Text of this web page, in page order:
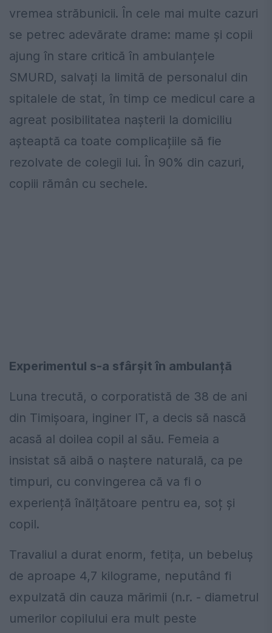
vremea străbunicii. În cele mai multe cazuri
se petrec adevărate drame: mame și copii
ajung în stare critică în ambulanțele
SMURD, salvați la limită de personalul din
spitalele de stat, în timp ce medicul care a
agreat posibilitatea nașterii la domiciliu
așteaptă ca toate complicațiile să fie
rezolvate de colegii lui. În 90% din cazuri,
copiii rămân cu sechele.
Experimentul s-a sfârșit în ambulanță
Luna trecută, o corporatistă de 38 de ani
din Timișoara, inginer IT, a decis să nască
acasă al doilea copil al său. Femeia a
insistat să aibă o naștere naturală, ca pe
timpuri, cu convingerea că va fi o
experiență înălțătoare pentru ea, soț și
copil.
Travaliul a durat enorm, fetița, un bebeluș
de aproape 4,7 kilograme, neputând fi
expulzată din cauza mărimii (n.r. - diametrul
umerilor copilului era mult peste